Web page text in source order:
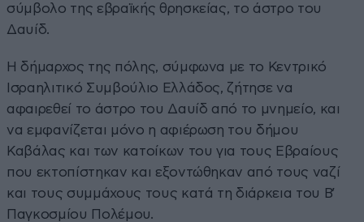
σύμβολο της εβραϊκής θρησκείας, το άστρο του
Δαυίδ.
Η δήμαρχος της πόλης, σύμφωνα με το Κεντρικό
Ισραηλιτικό Συμβούλιο Ελλάδος, ζήτησε να
αφαιρεθεί το άστρο του Δαυίδ από το μνημείο, και
να εμφανίζεται μόνο η αφιέρωση του δήμου
Καβάλας και των κατοίκων του για τους Εβραίους
που εκτοπίστηκαν και εξοντώθηκαν από τους ναζί
και τους συμμάχους τους κατά τη διάρκεια του Β’
Παγκοσμίου Πολέμου.